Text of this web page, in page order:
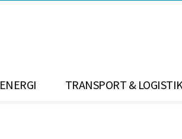
ENERGI TRANSPORT & LOGISTIK